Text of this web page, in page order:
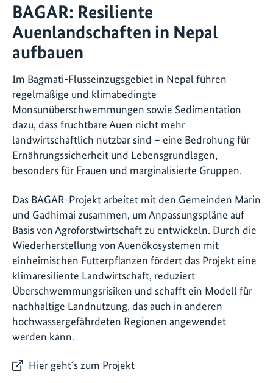
BAGAR: Resiliente
Auenlandschaften in Nepal
aufbauen
Im Bagmati-Flusseinzugsgebiet in Nepal führen
regelmäßige und klimabedingte
Monsunüberschwemmungen sowie Sedimentation
dazu, dass fruchtbare Auen nicht mehr
landwirtschaftlich nutzbar sind – eine Bedrohung für
Ernährungssicherheit und Lebensgrundlagen,
besonders für Frauen und marginalisierte Gruppen.
Das BAGAR-Projekt arbeitet mit den Gemeinden Marin
und Gadhimai zusammen, um Anpassungspläne auf
Basis von Agroforstwirtschaft zu entwickeln. Durch die
Wiederherstellung von Auenökosystemen mit
einheimischen Futterpflanzen fördert das Projekt eine
klimaresiliente Landwirtschaft, reduziert
Überschwemmungsrisiken und schafft ein Modell für
nachhaltige Landnutzung, das auch in anderen
hochwassergefährdeten Regionen angewendet
werden kann.
Hier geht´s zum Projekt